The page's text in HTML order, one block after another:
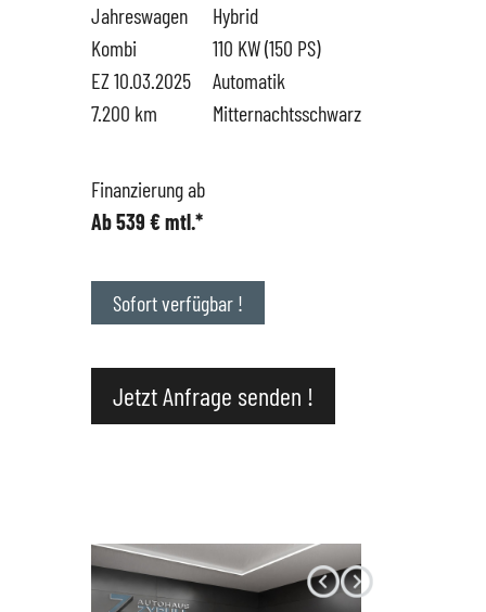
Hüttigweiler
SEAT
CUPRA
VW Nutzfahrzeugservice
SKODA Service
Gewerbekunden
Probefahrt
Unternehmen
Wir kaufen Dein Auto
Impressum
Jahreswagen
Kombi
EZ 10.03.2025
7.200 km
Hybrid
110 KW (150 PS)
Automatik
Mitternachtsschwarz
Finanzierung ab
Ab 539 € mtl.*
Sofort verfügbar !
Jetzt Anfrage senden !